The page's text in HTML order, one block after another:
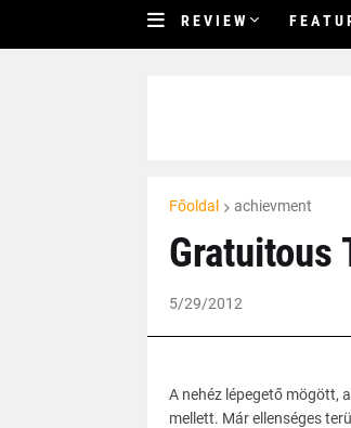
R E V I E W F E A T U
Főoldal achievment
Gratuitous
5/29/2012
A nehéz lépegető mögött,
mellett. Már ellenséges